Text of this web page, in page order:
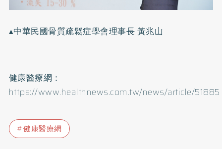
▴中華民國骨質疏鬆症學會理事長 黃兆山
健康醫療網：
https://www.healthnews.com.tw/news/article/51885
健康醫療網